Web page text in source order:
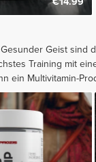
Geist sind
Training mit
ein Multivitamin-